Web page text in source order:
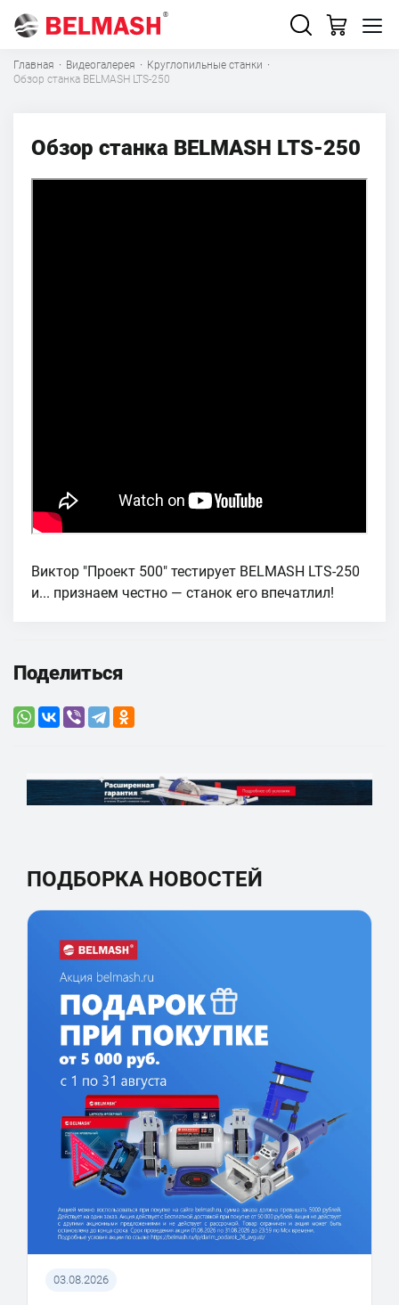
Главная · Видеогалерея · Круглопильные станки ·
Обзор станка BELMASH LTS-250
Обзор станка BELMASH LTS-250
Виктор "Проект 500" тестирует BELMASH LTS-250
и... признаем честно — станок его впечатлил!
Поделиться
ПОДБОРКА НОВОСТЕЙ
03.08.2026